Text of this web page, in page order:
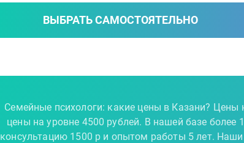
ВЫБРАТЬ САМОСТОЯТЕЛЬНО
Семейные психологи: какие цены в Казани?
цены на уровне 4500 рублей. В нашей базе более
консультацию 1500 р и опытом работы 5 лет.